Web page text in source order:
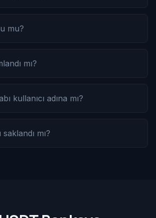
mu?
mı?
kullanıcı adına mı?
mı?